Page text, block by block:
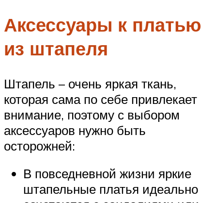
Аксессуары к платью
из штапеля
Штапель – очень яркая ткань,
которая сама по себе привлекает
внимание, поэтому с выбором
аксессуаров нужно быть
осторожней:
В повседневной жизни яркие
штапельные платья идеально